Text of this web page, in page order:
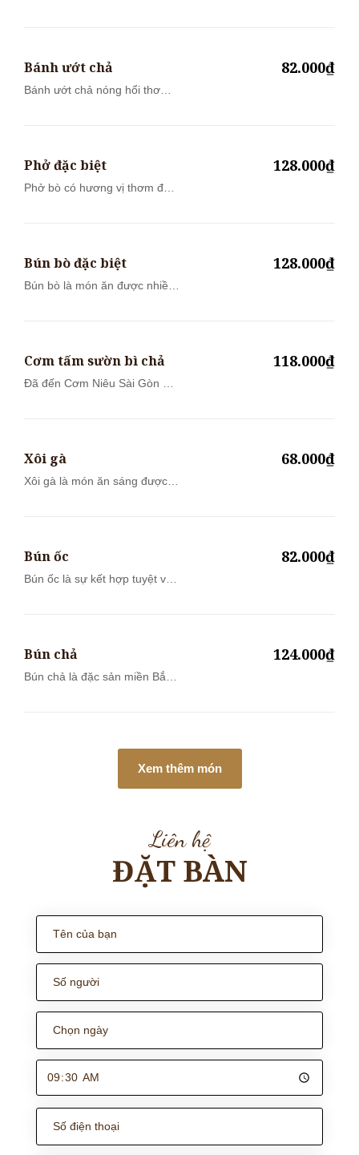
Bánh ướt chả
Bánh ướt chả nóng hổi thơm
82.000₫
Phở đặc biệt
Phở bò có hương vị thơm đặc
128.000₫
Bún bò đặc biệt
Bún bò là món ăn được nhiều
128.000₫
Cơm tấm sườn bì chả
Đã đến Cơm Niêu Sài Gòn mà
118.000₫
Xôi gà
Xôi gà là món ăn sáng được
68.000₫
Bún ốc
Bún ốc là sự kết hợp tuyệt vời
82.000₫
Bún chả
Bún chả là đặc sản miền Bắc
124.000₫
Xem thêm món
Liên hệ
ĐẶT BÀN